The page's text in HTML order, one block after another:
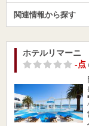
関連情報から探す
ホテルリマーニ
-点/